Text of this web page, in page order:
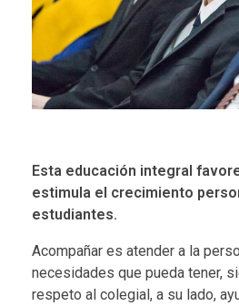
Esta educación integral
estimula el crecimiento
estudiantes.
Acompañar es atender a la
necesidades que pueda tener,
respeto al colegial, a su lado,